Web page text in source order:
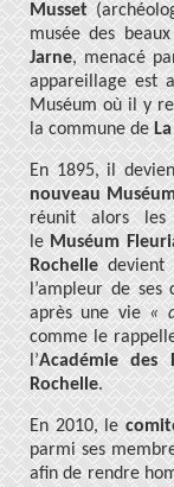
Musset
musée des
Jarne, menacé
appareillage est
Muséum où il y
la commune de
En 1895, il
nouveau
réunit alors les
leMuséum
Rochelledevient
l’ampleur de ses
après une vie«
comme le
l’Académie des
Rochelle.
En 2010, le
parmi ses
afin de rendre